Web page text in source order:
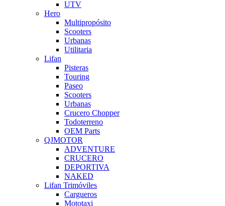
UTV
Hero
Multipropósito
Scooters
Urbanas
Utilitaria
Lifan
Pisteras
Touring
Paseo
Scooters
Urbanas
Crucero Chopper
Todoterreno
OEM Parts
QJMOTOR
ADVENTURE
CRUCERO
DEPORTIVA
NAKED
Lifan Trimóviles
Cargueros
Mototaxi